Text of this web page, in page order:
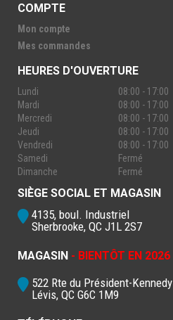
COMPTE
Mon compte
Mes commandes
HEURES D'OUVERTURE
Lundi
08:00 - 17:00
Mardi
08:00 - 17:00
Mercredi
08:00 - 17:00
Jeudi
08:00 - 17:00
Vendredi
08:00 - 17:00
Samedi
Fermé
Dimanche
Fermé
SIÈGE SOCIAL ET MAGASIN
4135, boul. Industriel
Sherbrooke, QC J1L 2S7
MAGASIN - BIENTÔT EN 2026
522 Rte du Président-Kennedy
Lévis, QC G6C 1M9